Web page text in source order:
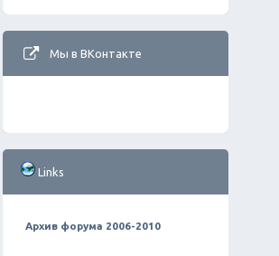
Мы в ВКонтакте
Links
Архив форума 2006-2010